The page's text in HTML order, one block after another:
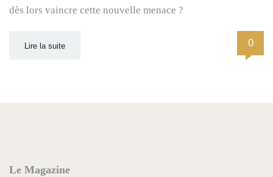
dès lors vaincre cette nouvelle menace ?
Lire la suite 0
Le Magazine